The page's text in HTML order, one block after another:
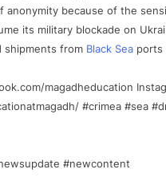
anonymity because of the
its military blockade on
shipments from Black Sea ports
magadheducation
#crimea #sea
#newcontent